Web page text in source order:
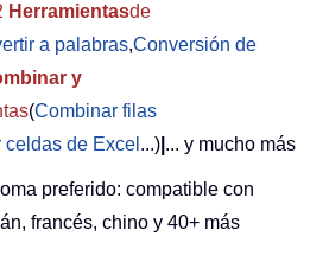
Herramientasde
a palabras,Conversión de
y
(Combinar filas
celdas de Excel ...) ... y mucho más
preferido: compatible con
francés, chino y 40+ más